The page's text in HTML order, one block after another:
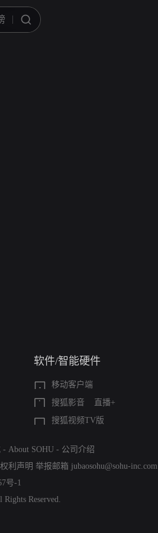
软件/智能硬件
移动客户端
搜狐影音
直播+
搜狐视频TV版
- About SOHU - 公司介绍
利声明 举报邮箱 jubaosohu@sohu-inc.com
号-1
Reserved.